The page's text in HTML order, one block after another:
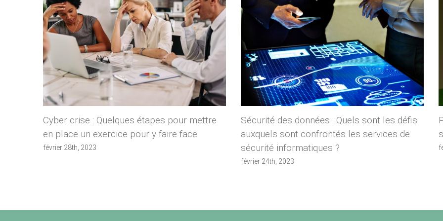
Cyber crise : Quelques étapes pour mettre
en place un exercice pour y faire face
février 28th, 2023
Sécurité des données : Quels sont les défis
auxquels sont confrontés les services de
sécurité informatiques ?
février 24th, 2023